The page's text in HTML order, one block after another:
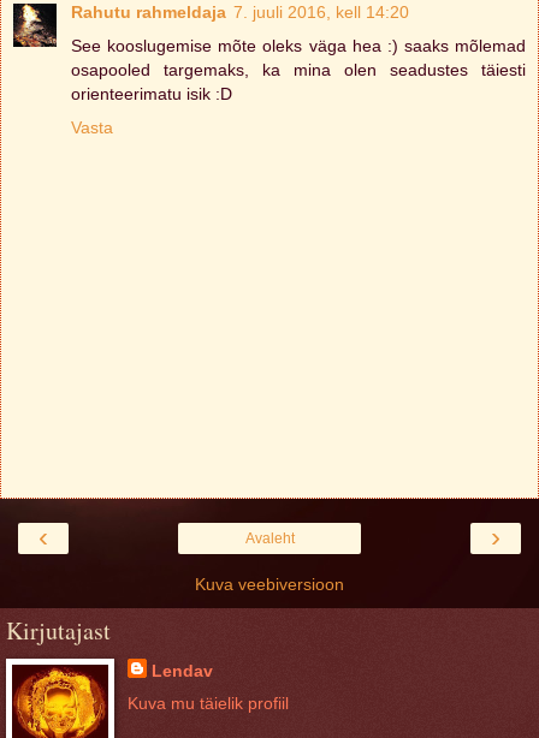
Rahutu rahmeldaja 7. juuli 2016, kell 14:20
See kooslugemise mõte oleks väga hea :) saaks mõlemad
osapooled targemaks, ka mina olen seadustes täiesti
orienteerimatu isik :D
Vasta
‹ ›
Avaleht
Kuva veebiversioon
Kirjutajast
Lendav
Kuva mu täielik profiil